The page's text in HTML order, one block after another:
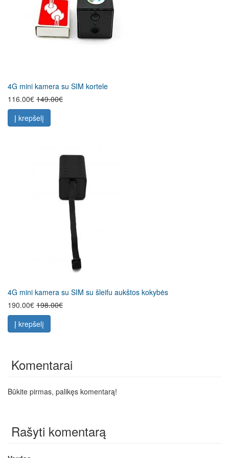
4G mini kamera su SIM kortele
116.00€ 149.00€
Į krepšelį
4G mini kamera su SIM su šleifu aukštos kokybės
190.00€ 198.00€
Į krepšelį
Komentarai
Būkite pirmas, palikęs komentarą!
Rašyti komentarą